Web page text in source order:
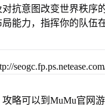
抗意图改变世界秩序
能力，指挥你的队伍
略可以到MuMu官网